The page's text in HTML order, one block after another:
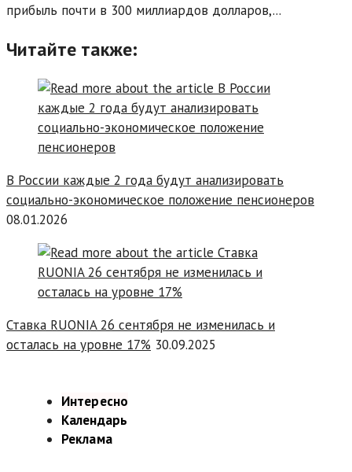
прибыль почти в 300 миллиардов долларов,...
Читайте также:
В России каждые 2 года будут анализировать
социально-экономическое положение пенсионеров
08.01.2026
Ставка RUONIA 26 сентября не изменилась и
осталась на уровне 17% 30.09.2025
Интересно
Календарь
Реклама